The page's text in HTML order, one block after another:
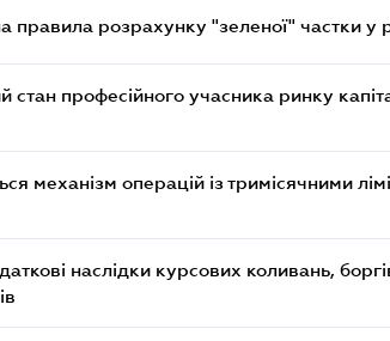
правила розрахунку "зеленої" частки у
стан професійного учасника ринку
механізм операцій із тримісячними
наслідки курсових коливань,